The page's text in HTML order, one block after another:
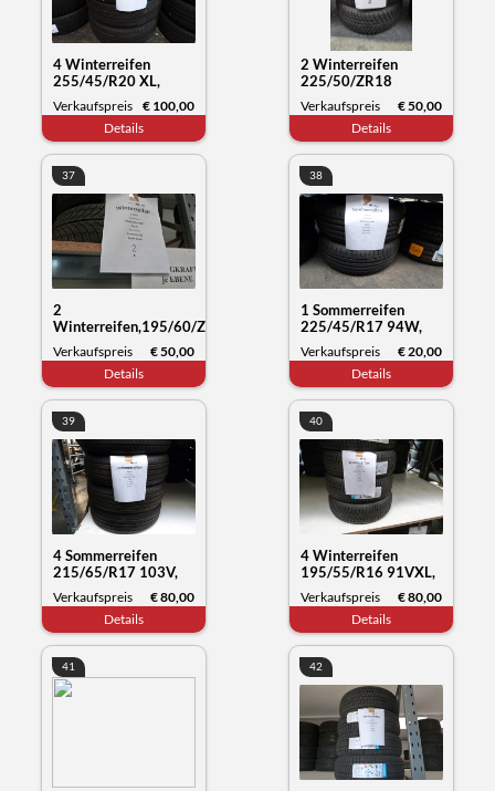
4 Winterreifen
255/45/R20 XL,
Kumho Tyre
Wintercraft WS71,
Datum 26/23
Verkaufspreis € 100,00
Details
2 Winterreifen
225/50/ZR18
99WXL, Syron
Everrest 1, Datum
Verkaufspreis
€ 50,00
Details
37
2
Winterreifen,195/60/ZR19
89HY, Fronwing A/S
Zuper snow, Datum
Verkaufspreis
€ 50,00
Details
38
1 Sommerreifen
225/45/R17 94W,
Westlake Zuper eco,
Datum 04/24
Verkaufspreis
€ 20,00
Details
39
4 Sommerreifen
215/65/R17 103V,
Michelin Primacy,
Datum 13/23
Verkaufspreis
€ 80,00
Details
40
4 Winterreifen
195/55/R16 91VXL,
Sunny NC501, Datum
50/23
Verkaufspreis
€ 80,00
Details
41 42